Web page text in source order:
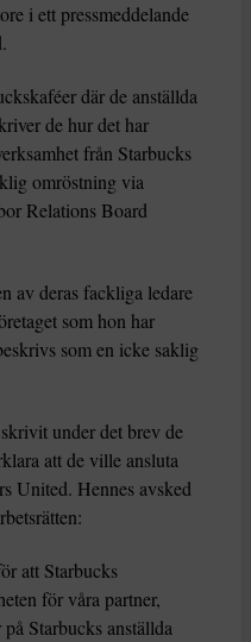
i ett pressmeddelande
där de anställda
de hur det har
från Starbucks
omröstning via
Relations Board
av deras fackliga ledare
som hon har
som en icke saklig
under det brev de
att de ville ansluta
United. Hennes avsked
att Starbucks
för våra partner,
Starbucks anställda